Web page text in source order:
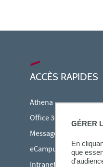
GÉRER
En
que
ACCÈS RAPIDES
Athena
Office 365
Messagerie étudiante
eCampus